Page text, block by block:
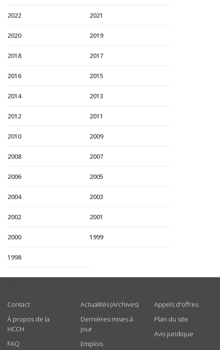
2022 2021
2020 2019
2018 2017
2016 2015
2014 2013
2012 2011
2010 2009
2008 2007
2006 2005
2004 2003
2002 2001
2000 1999
1998
Contact
À propos de la
HCCH
FAQ
Actualités (Archives)
Dernières mises à
jour
Emplois
Appels d'offres
Plan du site
Avis juridique